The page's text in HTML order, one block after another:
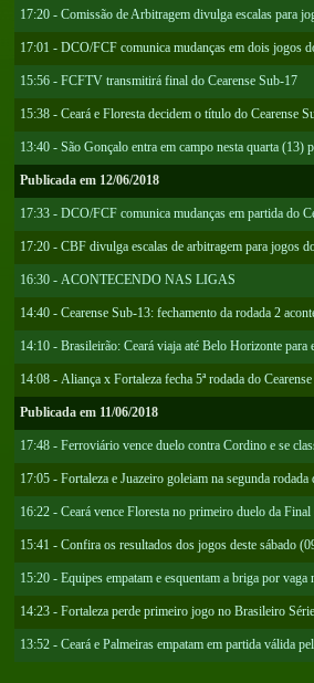
17:20 - Comissão de Arbitragem divulga escalas para
17:01 - DCO/FCF comunica mudanças em dois jogos
15:56 - FCFTV transmitirá final do Cearense Sub-17
15:38 - Ceará e Floresta decidem o título do Cearense
13:40 - São Gonçalo entra em campo nesta quarta
Publicada em 12/06/2018
17:33 - DCO/FCF comunica mudanças em partida do
17:20 - CBF divulga escalas de arbitragem para jogos
16:30 - ACONTECENDO NAS LIGAS
14:40 - Cearense Sub-13: fechamento da rodada 2
14:10 - Brasileirão: Ceará viaja até Belo Horizonte
14:08 - Aliança x Fortaleza fecha 5ª rodada do
Publicada em 11/06/2018
17:48 - Ferroviário vence duelo contra Cordino e se
17:05 - Fortaleza e Juazeiro goleiam na segunda rodada
16:22 - Ceará vence Floresta no primeiro duelo da
15:41 - Confira os resultados dos jogos deste sábado
15:20 - Equipes empatam e esquentam a briga por
14:23 - Fortaleza perde primeiro jogo no Brasileiro
13:52 - Ceará e Palmeiras empatam em partida válida